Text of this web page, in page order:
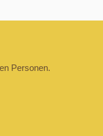
Personen.